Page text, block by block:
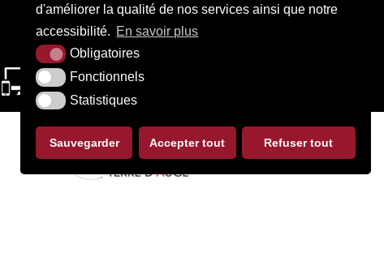
d'améliorer la qualité de nos services ainsi que notre
accessibilité. En savoir plus
Obligatoires
Fonctionnels
Statistiques
Sauvegarder Accepter tout Refuser tout